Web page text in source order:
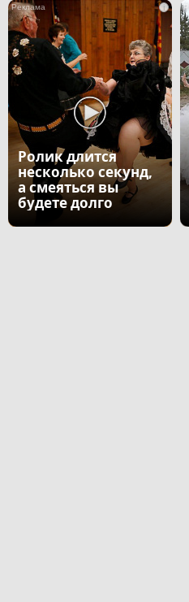
i
Ролик длится
несколько секунд,
а смеяться вы
будете долго